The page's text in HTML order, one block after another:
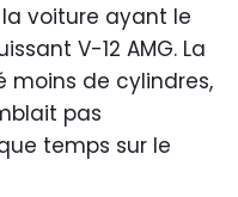
voiture ayant le
V-12 AMG. La
moins de cylindres,
pas
temps sur le